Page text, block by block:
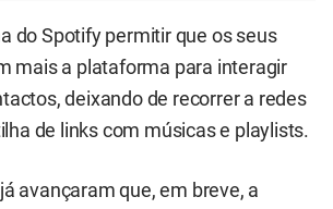
do Spotify permitir que os seus
mais a plataforma para interagir
deixando de recorrer a redes
de links com músicas e playlists.
avançaram que, em breve, a